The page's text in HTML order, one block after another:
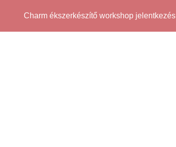
Charm ékszerkészítő workshop jelentkezés